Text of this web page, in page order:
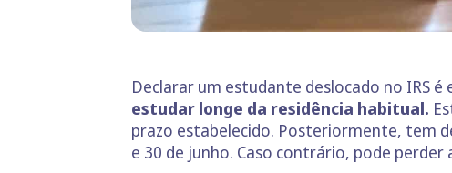
Declarar um estudante deslocado no IRS é
estudar longe da residência habitual.
prazo estabelecido. Posteriormente, tem
e 30 de junho. Caso contrário, pode